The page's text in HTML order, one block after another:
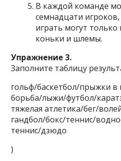
В каждой команде
семнадцати
играть могут
коньки и шлемы.
Упражнение 3.
Заполните таблицу
гольф/баскетбол/прыжки
борьба/лыжи/футбол/
тяжелая атлетика/бег/
гандбол/бокс/теннис/
теннис/дзюдо
)